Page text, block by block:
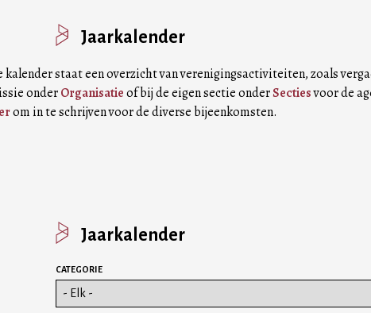
Jaarkalender
kalender staat een overzicht van verenigingsactiviteiten, zoals
onderOrganisatieof bij de eigen sectie onderSectiesvoor de
om in te schrijven voor de diverse bijeenkomsten.
Jaarkalender
CATEGORIE